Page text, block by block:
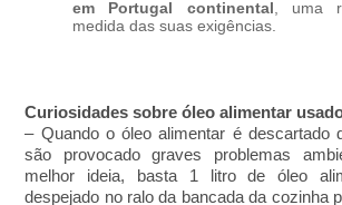
em Portugal continental, uma
medida das suas exigências.
Curiosidades sobre óleo alimentar
– Quando o óleo alimentar é descartado
são provocado graves problemas
melhor ideia, basta 1 litro de óleo
despejado no ralo da bancada da cozinha